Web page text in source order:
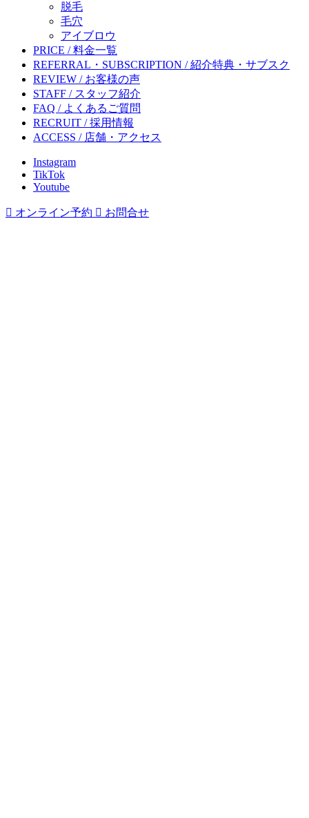
脱毛
毛穴
アイブロウ
PRICE / 料金一覧
REFERRAL・SUBSCRIPTION / 紹介特典・サブスク
REVIEW / お客様の声
STAFF / スタッフ紹介
FAQ / よくあるご質問
RECRUIT / 採用情報
ACCESS / 店舗・アクセス
Instagram
TikTok
Youtube
 オンライン予約  お問合せ